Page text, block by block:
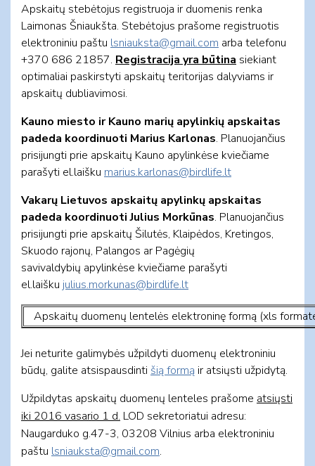
Apskaitų stebėtojus registruoja ir duomenis renka
Laimonas Šniaukšta. Stebėtojus prašome registruotis
elektroniniu paštu lsniauksta@gmail.com arba telefonu
+370 686 21857. Registracija yra būtina siekiant
optimaliai paskirstyti apskaitų teritorijas dalyviams ir
apskaitų dubliavimosi.
Kauno miesto ir Kauno marių apylinkių apskaitas
padeda koordinuoti Marius Karlonas. Planuojančius
prisijungti prie apskaitų Kauno apylinkėse kviečiame
parašyti el.laišku marius.karlonas@birdlife.lt
Vakarų Lietuvos apskaitų apylinkų apskaitas
padeda koordinuoti Julius Morkūnas. Planuojančius
prisijungti prie apskaitų Šilutės, Klaipėdos, Kretingos,
Skuodo rajonų, Palangos ar Pagėgių
savivaldybių apylinkėse kviečiame parašyti
el.laišku julius.morkunas@birdlife.lt
Apskaitų duomenų lentelės elektroninę formą (xls
Jei neturite galimybės užpildyti duomenų elektroniniu
būdų, galite atsispausdinti šią formą ir atsiųsti užpidytą.
Užpildytas apskaitų duomenų lenteles prašome atsiųsti
iki 2016 vasario 1 d. LOD sekretoriatui adresu:
Naugarduko g.47-3, 03208 Vilnius arba elektroniniu
paštu lsniauksta@gmail.com.